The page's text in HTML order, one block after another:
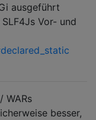
ausgeführt
Vor- und
WARs
besser,